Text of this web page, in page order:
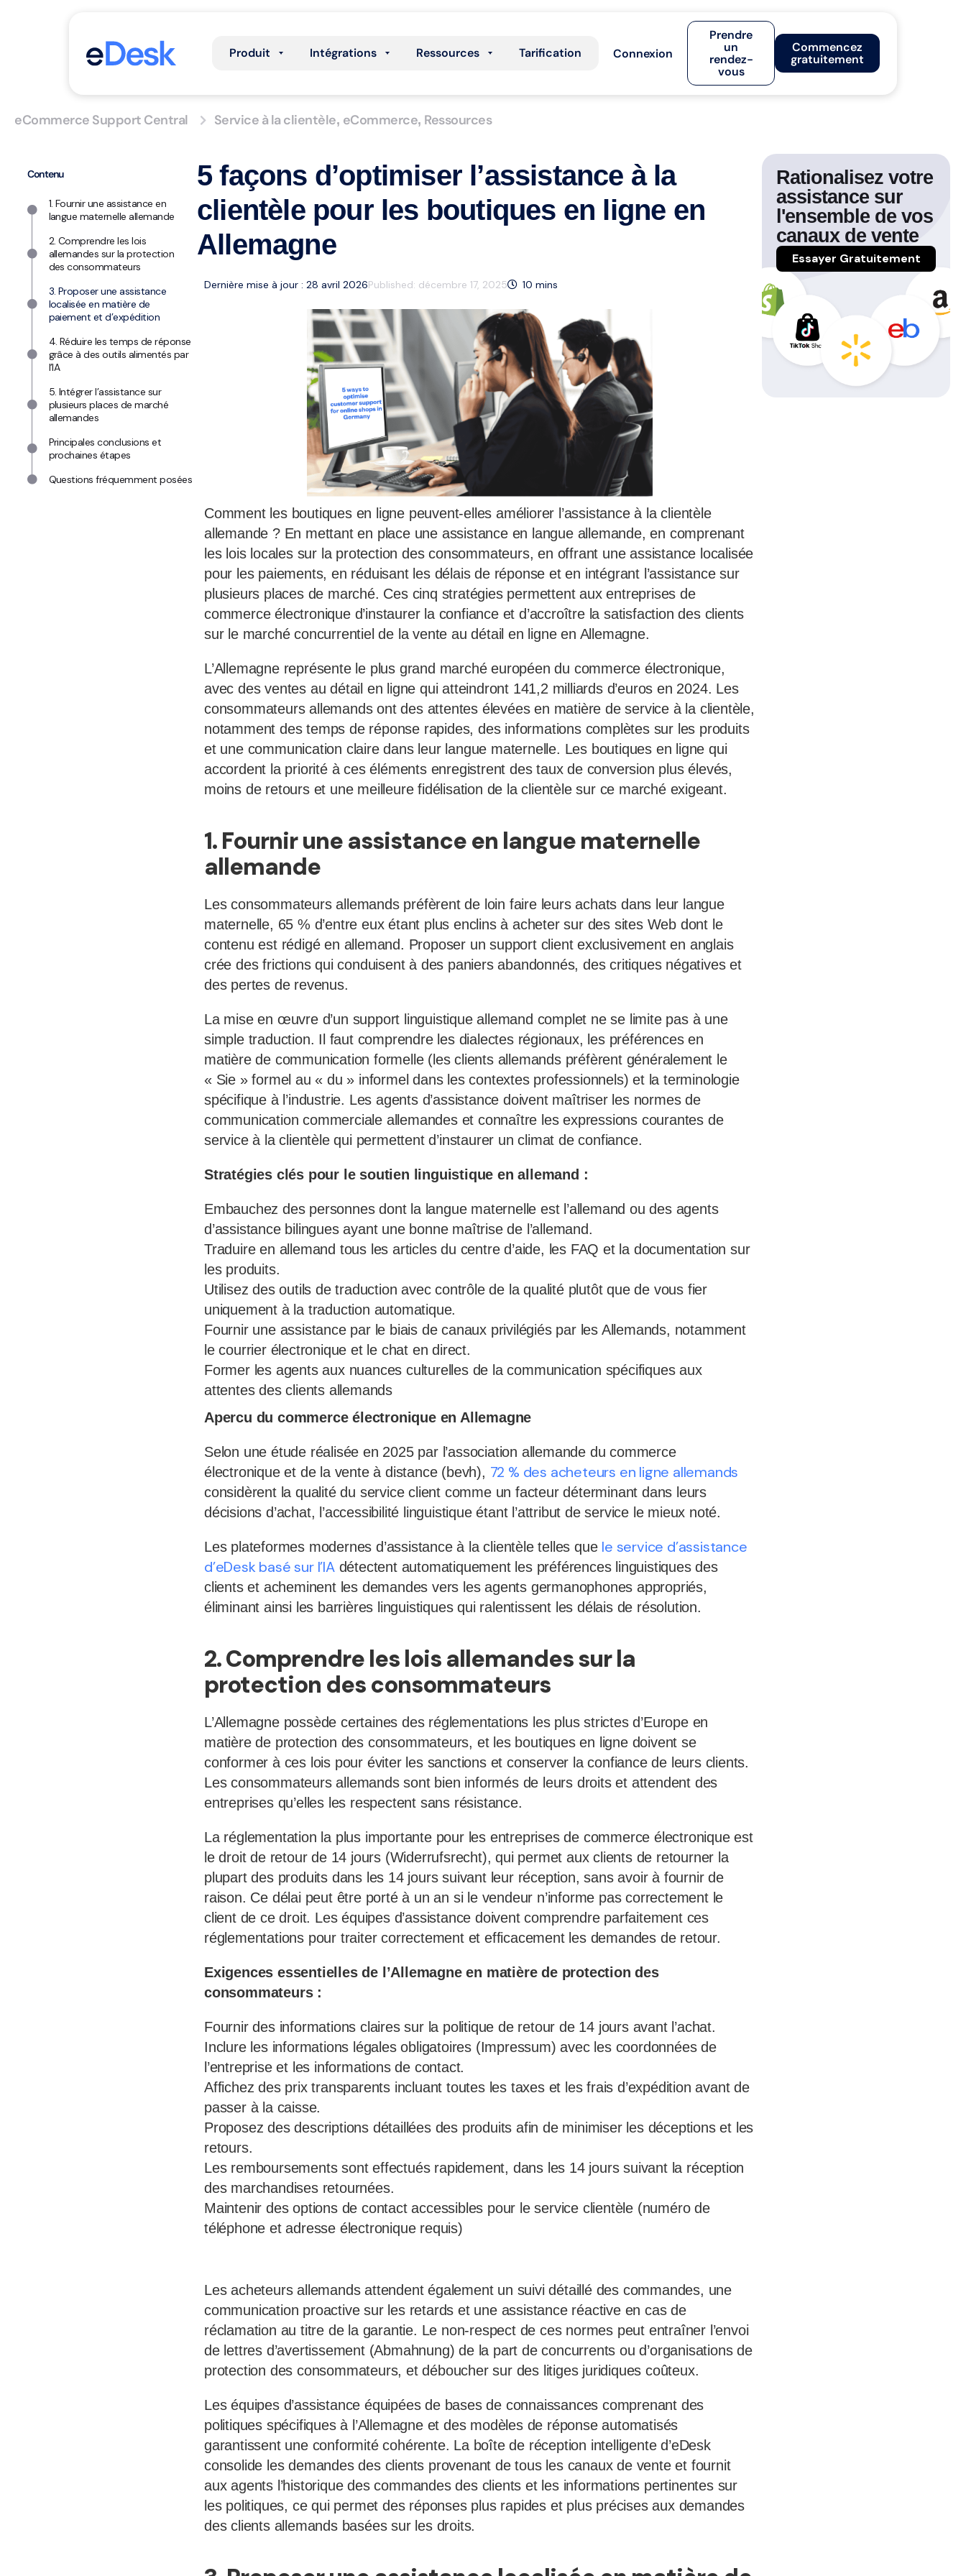
Produit Intégrations Ressources Tarification Connexion
Prendre
un
rendez-
vous
Commencez
gratuitement
eCommerce Support Central Service à la clientèle, eCommerce, Ressources
Contenu
1. Fournir une assistance en
langue maternelle allemande
2. Comprendre les lois
allemandes sur la protection
des consommateurs
3. Proposer une assistance
localisée en matière de
paiement et d’expédition
4. Réduire les temps de réponse
grâce à des outils alimentés par
l’IA
5. Intégrer l’assistance sur
plusieurs places de marché
allemandes
Principales conclusions et
prochaines étapes
Questions fréquemment posées
5 façons d’optimiser l’assistance à la
clientèle pour les boutiques en ligne en
Allemagne
Dernière mise à jour : 28 avril 2026Published: décembre 17, 2025 10 mins
Comment les boutiques en ligne peuvent-elles améliorer l’assistance à la clientèle
allemande ? En mettant en place une assistance en langue allemande, en comprenant
les lois locales sur la protection des consommateurs, en offrant une assistance localisée
pour les paiements, en réduisant les délais de réponse et en intégrant l’assistance sur
plusieurs places de marché. Ces cinq stratégies permettent aux entreprises de
commerce électronique d’instaurer la confiance et d’accroître la satisfaction des clients
sur le marché concurrentiel de la vente au détail en ligne en Allemagne.
L’Allemagne représente le plus grand marché européen du commerce électronique,
avec des ventes au détail en ligne qui atteindront 141,2 milliards d’euros en 2024. Les
consommateurs allemands ont des attentes élevées en matière de service à la clientèle,
notamment des temps de réponse rapides, des informations complètes sur les produits
et une communication claire dans leur langue maternelle. Les boutiques en ligne qui
accordent la priorité à ces éléments enregistrent des taux de conversion plus élevés,
moins de retours et une meilleure fidélisation de la clientèle sur ce marché exigeant.
1. Fournir une assistance en langue maternelle
allemande
Les consommateurs allemands préfèrent de loin faire leurs achats dans leur langue
maternelle, 65 % d’entre eux étant plus enclins à acheter sur des sites Web dont le
contenu est rédigé en allemand. Proposer un support client exclusivement en anglais
crée des frictions qui conduisent à des paniers abandonnés, des critiques négatives et
des pertes de revenus.
La mise en œuvre d’un support linguistique allemand complet ne se limite pas à une
simple traduction. Il faut comprendre les dialectes régionaux, les préférences en
matière de communication formelle (les clients allemands préfèrent généralement le
« Sie » formel au « du » informel dans les contextes professionnels) et la terminologie
spécifique à l’industrie. Les agents d’assistance doivent maîtriser les normes de
communication commerciale allemandes et connaître les expressions courantes de
service à la clientèle qui permettent d’instaurer un climat de confiance.
Stratégies clés pour le soutien linguistique en allemand :
Embauchez des personnes dont la langue maternelle est l’allemand ou des agents
d’assistance bilingues ayant une bonne maîtrise de l’allemand.
Traduire en allemand tous les articles du centre d’aide, les FAQ et la documentation sur
les produits.
Utilisez des outils de traduction avec contrôle de la qualité plutôt que de vous fier
uniquement à la traduction automatique.
Fournir une assistance par le biais de canaux privilégiés par les Allemands, notamment
le courrier électronique et le chat en direct.
Former les agents aux nuances culturelles de la communication spécifiques aux
attentes des clients allemands
Apercu du commerce électronique en Allemagne
Selon une étude réalisée en 2025 par l’association allemande du commerce
électronique et de la vente à distance (bevh), 72 % des acheteurs en ligne allemands
considèrent la qualité du service client comme un facteur déterminant dans leurs
décisions d’achat, l’accessibilité linguistique étant l’attribut de service le mieux noté.
Les plateformes modernes d’assistance à la clientèle telles que le service d’assistance
d’eDesk basé sur l’IAdétectent automatiquement les préférences linguistiques des
clients et acheminent les demandes vers les agents germanophones appropriés,
éliminant ainsi les barrières linguistiques qui ralentissent les délais de résolution.
2. Comprendre les lois allemandes sur la
protection des consommateurs
L’Allemagne possède certaines des réglementations les plus strictes d’Europe en
matière de protection des consommateurs, et les boutiques en ligne doivent se
conformer à ces lois pour éviter les sanctions et conserver la confiance de leurs clients.
Les consommateurs allemands sont bien informés de leurs droits et attendent des
entreprises qu’elles les respectent sans résistance.
La réglementation la plus importante pour les entreprises de commerce électronique est
le droit de retour de 14 jours (Widerrufsrecht), qui permet aux clients de retourner la
plupart des produits dans les 14 jours suivant leur réception, sans avoir à fournir de
raison. Ce délai peut être porté à un an si le vendeur n’informe pas correctement le
client de ce droit. Les équipes d’assistance doivent comprendre parfaitement ces
réglementations pour traiter correctement et efficacement les demandes de retour.
Exigences essentielles de l’Allemagne en matière de protection des
consommateurs :
Fournir des informations claires sur la politique de retour de 14 jours avant l’achat.
Inclure les informations légales obligatoires (Impressum) avec les coordonnées de
l’entreprise et les informations de contact.
Affichez des prix transparents incluant toutes les taxes et les frais d’expédition avant de
passer à la caisse.
Proposez des descriptions détaillées des produits afin de minimiser les déceptions et les
retours.
Les remboursements sont effectués rapidement, dans les 14 jours suivant la réception
des marchandises retournées.
Maintenir des options de contact accessibles pour le service clientèle (numéro de
téléphone et adresse électronique requis)
Les acheteurs allemands attendent également un suivi détaillé des commandes, une
communication proactive sur les retards et une assistance réactive en cas de
réclamation au titre de la garantie. Le non-respect de ces normes peut entraîner l’envoi
de lettres d’avertissement (Abmahnung) de la part de concurrents ou d’organisations de
protection des consommateurs, et déboucher sur des litiges juridiques coûteux.
Les équipes d’assistance équipées de bases de connaissances comprenant des
politiques spécifiques à l’Allemagne et des modèles de réponse automatisés
garantissent une conformité cohérente. La boîte de réception intelligente d’eDesk
consolide les demandes des clients provenant de tous les canaux de vente et fournit
aux agents l’historique des commandes des clients et les informations pertinentes sur
les politiques, ce qui permet des réponses plus rapides et plus précises aux demandes
des clients allemands basées sur les droits.
Rationalisez votre
assistance sur
l'ensemble de vos
canaux de vente
Essayer Gratuitement